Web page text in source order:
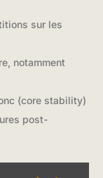
sur les
notamment
(core stability)
post-